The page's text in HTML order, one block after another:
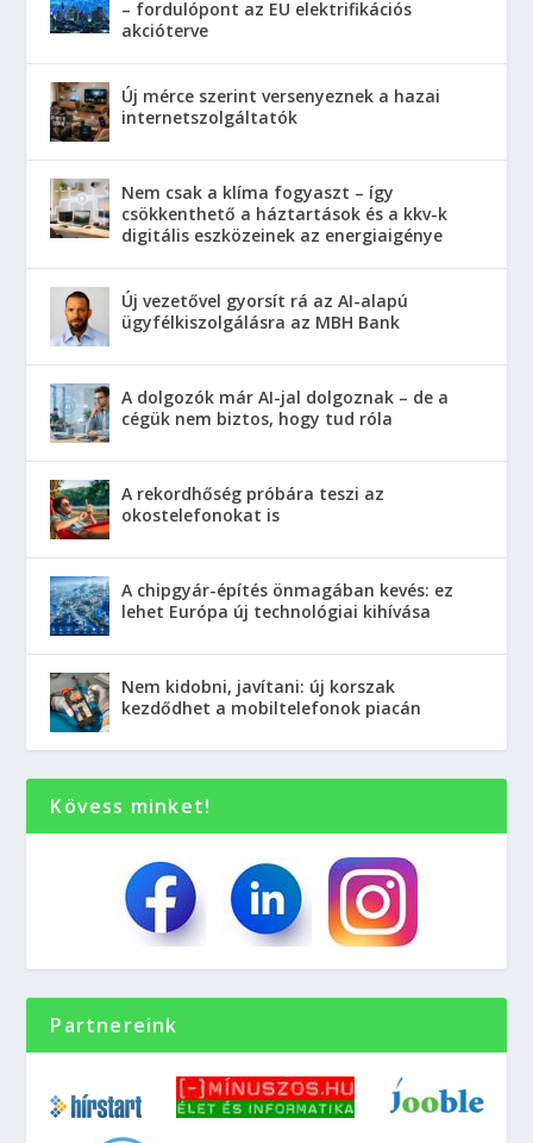
– fordulópont az EU elektrifikációs
akcióterve
Új mérce szerint versenyeznek a hazai
internetszolgáltatók
Nem csak a klíma fogyaszt – így
csökkenthető a háztartások és a kkv-k
digitális eszközeinek az energiaigénye
Új vezetővel gyorsít rá az AI-alapú
ügyfélkiszolgálásra az MBH Bank
A dolgozók már AI-jal dolgoznak – de a
cégük nem biztos, hogy tud róla
A rekordhőség próbára teszi az
okostelefonokat is
A chipgyár-építés önmagában kevés: ez
lehet Európa új technológiai kihívása
Nem kidobni, javítani: új korszak
kezdődhet a mobiltelefonok piacán
Kövess minket!
Partnereink